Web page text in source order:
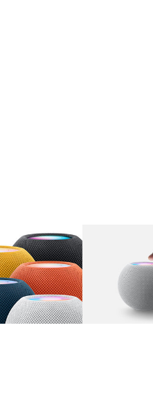
图库 图像 1